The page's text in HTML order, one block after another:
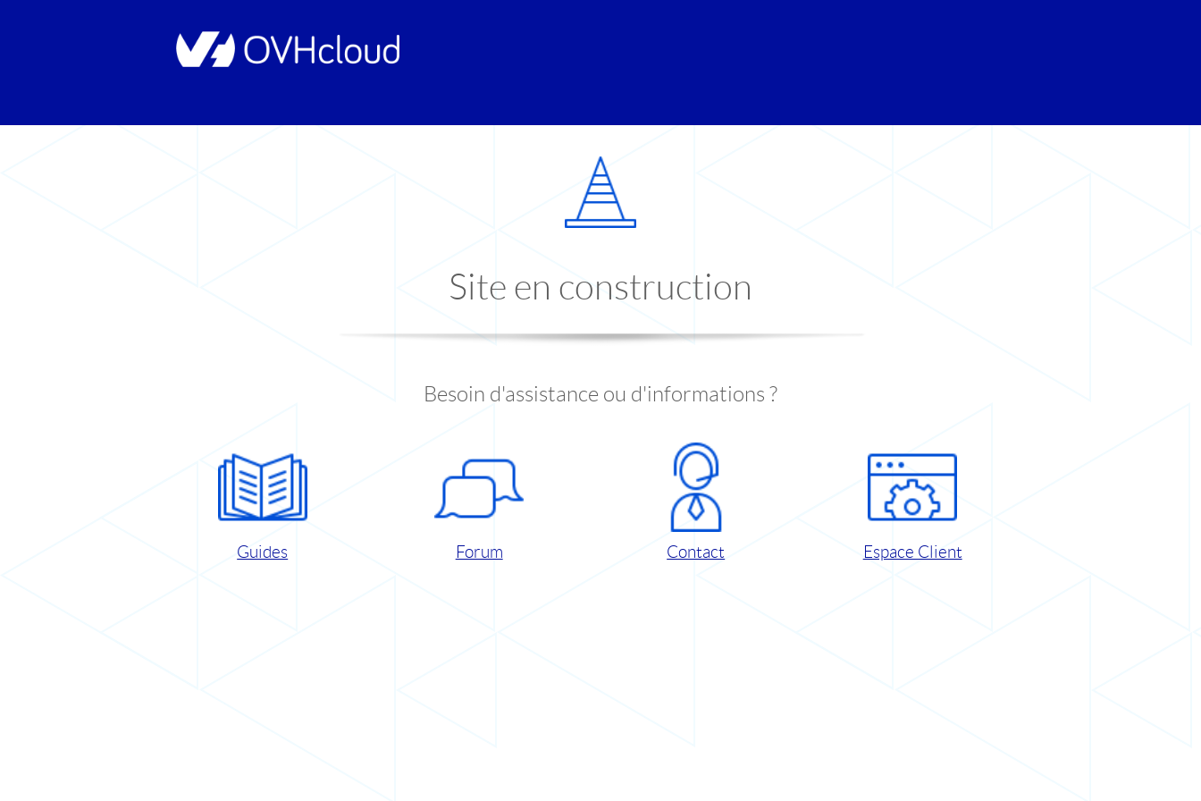
Site en construction
Besoin d'assistance ou d'informations ?
Guides Forum Contact Espace Client